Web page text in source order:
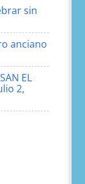
sin
anciano
EL
2,